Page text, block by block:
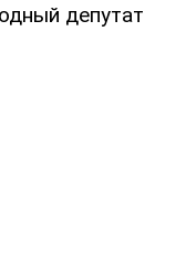
депутат